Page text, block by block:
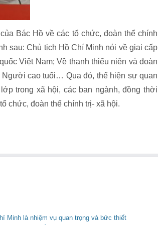
Bác Hồ về các tổ chức, đoàn thể chính
sau: Chủ tịch Hồ Chí Minh nói về giai cấp
Việt Nam; Về thanh thiếu niên và đoàn
cao tuổi… Qua đó, thể hiện sự quan
trong xã hội, các ban ngành, đồng thời
chức, đoàn thể chính trị- xã hội.
Minh là nhiệm vụ quan trọng và bức thiết